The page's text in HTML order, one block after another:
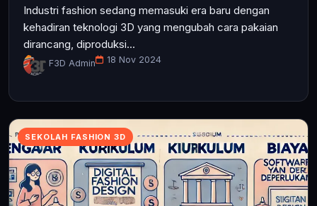
Industri fashion sedang memasuki era baru dengan
kehadiran teknologi 3D yang mengubah cara pakaian
dirancang, diproduksi...
F3D Admin 18 Nov 2024
SEKOLAH FASHION 3D